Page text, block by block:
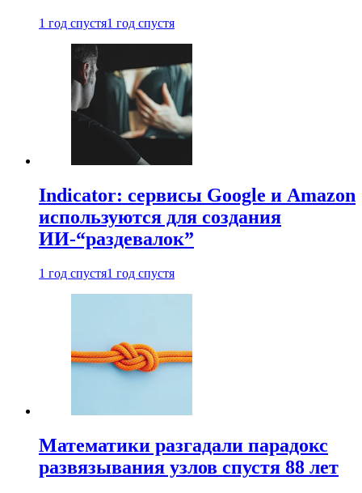
1 год спустя1 год спустя
Indicator: сервисы Google и Amazon
используются для создания
ИИ-“раздевалок”
1 год спустя1 год спустя
Математики разгадали парадокс
развязывания узлов спустя 88 лет